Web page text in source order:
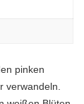
pinken
verwandeln.